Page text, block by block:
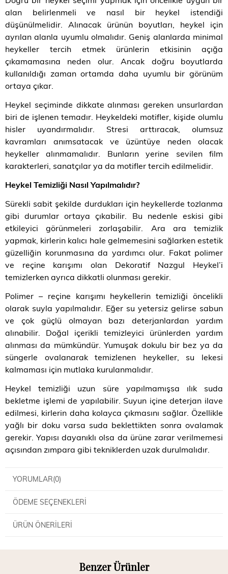
alan belirlenmeli ve nasıl bir heykel istendiği
düşünülmelidir. Alınacak ürünün boyutları, heykel için
ayrılan alanla uyumlu olmalıdır. Geniş alanlarda minimal
heykeller tercih etmek ürünlerin etkisinin açığa
çıkamamasına neden olur. Ancak doğru boyutlarda
kullanıldığı zaman ortamda daha uyumlu bir görünüm
ortaya çıkar.
Heykel seçiminde dikkate alınması gereken unsurlardan
biri de işlenen temadır. Heykeldeki motifler, kişide olumlu
hisler uyandırmalıdır. Stresi arttıracak, olumsuz
kavramları anımsatacak ve üzüntüye neden olacak
heykeller alınmamalıdır. Bunların yerine sevilen film
karakterleri, sanatçılar ya da motifler tercih edilmelidir.
Heykel Temizliği Nasıl Yapılmalıdır?
Sürekli sabit şekilde durdukları için heykellerde tozlanma
gibi durumlar ortaya çıkabilir. Bu nedenle eskisi gibi
etkileyici görünmeleri zorlaşabilir. Ara ara temizlik
yapmak, kirlerin kalıcı hale gelmemesini sağlarken estetik
güzelliğin korunmasına da yardımcı olur. Fakat polimer
ve reçine karışımı olan Dekoratif Nazgul Heykel’i
temizlerken ayrıca dikkatli olunması gerekir.
Polimer – reçine karışımı heykellerin temizliği öncelikli
olarak suyla yapılmalıdır. Eğer su yetersiz gelirse sabun
ve çok güçlü olmayan bazı deterjanlardan yardım
alınabilir. Doğal içerikli temizleyici ürünlerden yardım
alınması da mümkündür. Yumuşak dokulu bir bez ya da
süngerle ovalanarak temizlenen heykeller, su lekesi
kalmaması için mutlaka kurulanmalıdır.
Heykel temizliği uzun süre yapılmamışsa ılık suda
bekletme işlemi de yapılabilir. Suyun içine deterjan ilave
edilmesi, kirlerin daha kolayca çıkmasını sağlar. Özellikle
yağlı bir doku varsa suda beklettikten sonra ovalamak
gerekir. Yapısı dayanıklı olsa da ürüne zarar verilmemesi
açısından zımpara gibi tekniklerden uzak durulmalıdır.
YORUMLAR(0)
ÖDEME SEÇENEKLERI
ÜRÜN ÖNERILERI
Benzer Ürünler